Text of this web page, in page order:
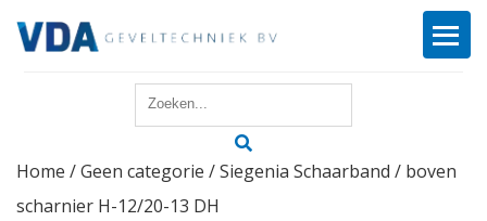
Reparatie
Home /Geen categorie / Siegenia Schaarband / boven
scharnier H-12/20-13 DH